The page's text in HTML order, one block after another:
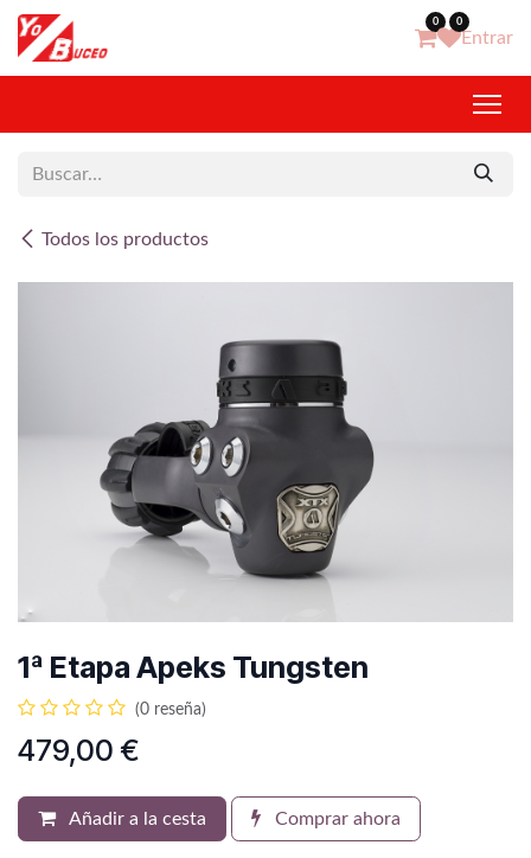
Ir al contenido 0 0
Entrar
Todos los productos
1ª Etapa Apeks Tungsten
(0 reseña)
479,00 €
Añadir a la cesta Comprar ahora